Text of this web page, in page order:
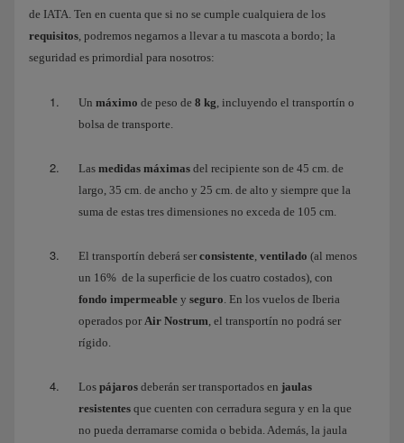
de IATA. Ten en cuenta que si no se cumple cualquiera de los
requisitos , podremos negarnos a llevar a tu mascota a bordo; la
seguridad es primordial para nosotros:
Un máximo de peso de 8 kg , incluyendo el transportín o
bolsa de transporte.
Las medidas máximas del recipiente son de 45 cm. de
largo, 35 cm. de ancho y 25 cm. de alto y siempre que la
suma de estas tres dimensiones no exceda de 105 cm.
El transportín deberá ser consistente ventilado (al menos
un 16% de la superficie de los cuatro costados), con
fondo impermeable y seguro . En los vuelos de Iberia
operados por Air Nostrum , el transportín no podrá ser
rígido.
Los pájaros deberán ser transportados en jaulas
resistentes que cuenten con cerradura segura y en la que
no pueda derramarse comida o bebida. Además, la jaula